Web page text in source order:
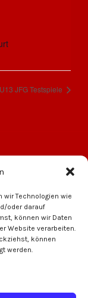
wir Technologien wie
oder darauf
können wir Daten
Website verarbeiten.
können
werden.
U13 JFG Testspiele